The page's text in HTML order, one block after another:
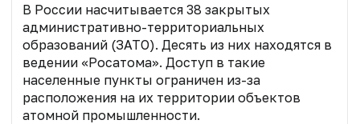
В России насчитывается 38 закрытых
административно-территориальных
образований (ЗАТО). Десять из них находятся в
ведении «Росатома». Доступ в такие
населенные пункты ограничен из-за
расположения на их территории объектов
атомной промышленности.